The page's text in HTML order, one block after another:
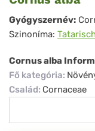
Cornus
alba
Gyógyszernév:
Szinoníma:
Cornus alba
Fő kategória:
Család: Cornaceae